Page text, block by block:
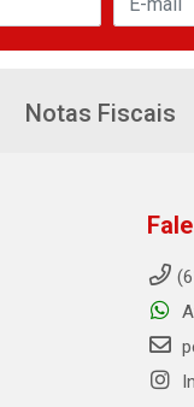
Notas Fiscais